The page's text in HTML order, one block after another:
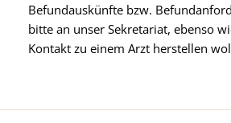
Befundauskünfte bzw.
bitte an unser Sekretariat, ebenso
Kontakt zu einem Arzt herstellen